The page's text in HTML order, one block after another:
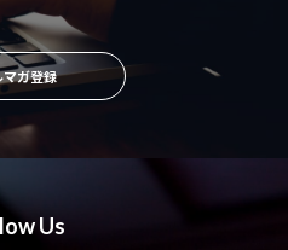
Us
マガ登録